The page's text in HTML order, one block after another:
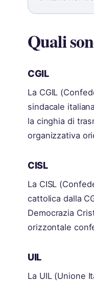
Quali
CGIL
La CGIL
sindacale
la cinghia di
organizzativa
CISL
La CISL
cattolica dalla
Democrazia
orizzontale
UIL
La UIL (Unione